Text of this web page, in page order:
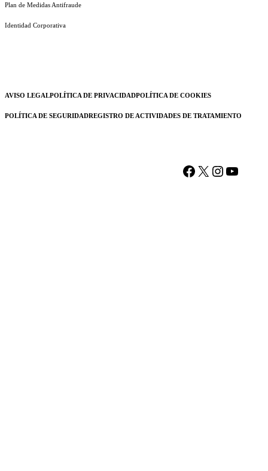
Plan de Medidas Antifraude
Identidad Corporativa
AVISO LEGALPOLÍTICA DE PRIVACIDADPOLÍTICA DE COOKIES
POLÍTICA DE SEGURIDADREGISTRO DE ACTIVIDADES DE TRATAMIENTO
Facebook
X Instagram